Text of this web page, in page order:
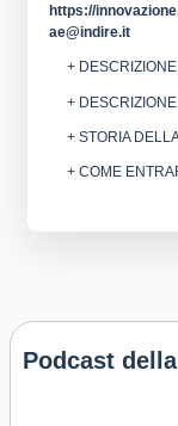
https://
ae@indire.it
+
+
+ STORIA
+ COME
Podcast